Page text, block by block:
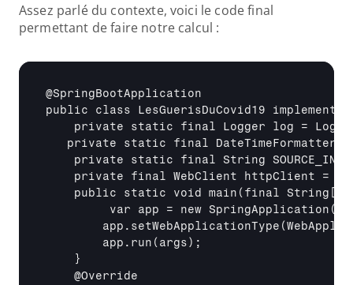
Assez parlé du contexte, voici le code final
permettant de faire notre calcul :
@SpringBootApplication
public class LesGuerisDuCovid19 implements
private static final Logger log =
private static final DateTimeFormatter
private static final String
private final WebClient httpClient =
public static void main(final String[]
var app = new
        app.run(args);
    }
    @Override